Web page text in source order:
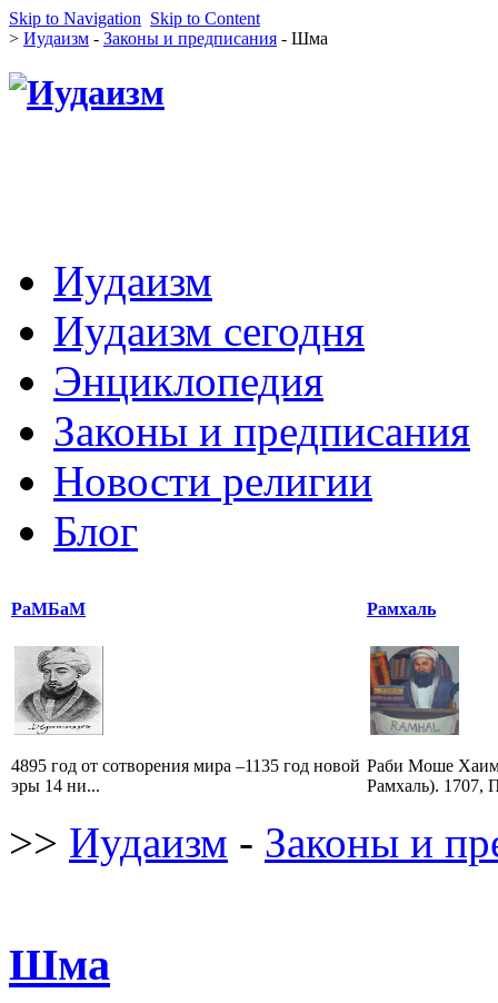
Skip to Navigation Skip to Content
> Иудаизм - Законы и предписания - Шма
Иудаизм
Иудаизм сегодня
Энциклопедия
Законы и предписания
Новости религии
Блог
РаМБаМ
4895 год от сотворения мира –1135 год новой
эры 14 ни...
Рамхаль
Раби Моше Хаим
Рамхаль). 1707,
>> Иудаизм - Законы и
Шма